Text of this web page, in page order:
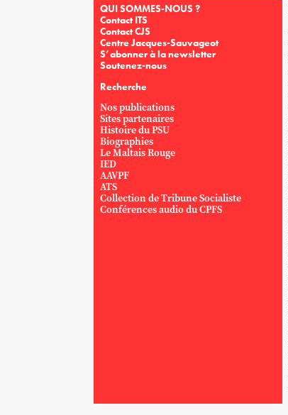
QUI SOMMES-NOUS ?
Contact ITS
Contact CJS
Centre Jacques-Sauvageot
S’abonner à la newsletter
Soutenez-nous
Recherche
Nos publications
Sites partenaires
Histoire du PSU
Biographies
Le Maltais Rouge
IED
AAVPF
ATS
Collection de Tribune Socialiste
Conférences audio du CPFS